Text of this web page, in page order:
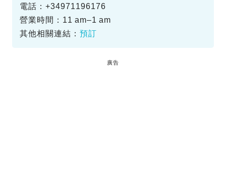
電話：+34971196176
營業時間：11 am–1 am
其他相關連結： 預訂
廣告